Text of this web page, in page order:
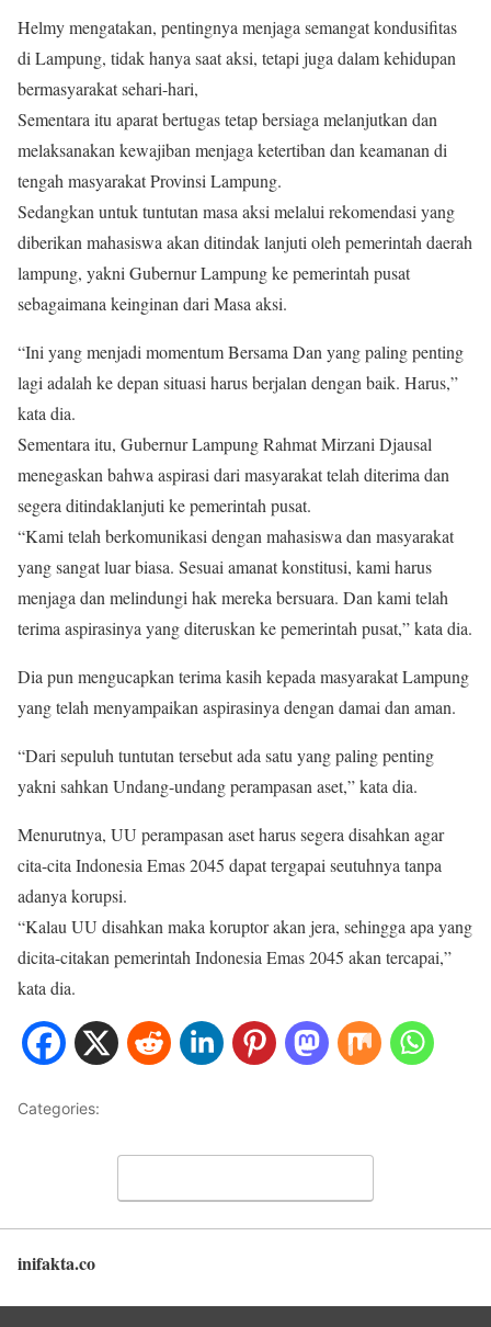
Helmy mengatakan, pentingnya menjaga semangat kondusifitas
di Lampung, tidak hanya saat aksi, tetapi juga dalam kehidupan
bermasyarakat sehari-hari,
Sementara itu aparat bertugas tetap bersiaga melanjutkan dan
melaksanakan kewajiban menjaga ketertiban dan keamanan di
tengah masyarakat Provinsi Lampung.
Sedangkan untuk tuntutan masa aksi melalui rekomendasi yang
diberikan mahasiswa akan ditindak lanjuti oleh pemerintah daerah
lampung, yakni Gubernur Lampung ke pemerintah pusat
sebagaimana keinginan dari Masa aksi.
“Ini yang menjadi momentum Bersama Dan yang paling penting
lagi adalah ke depan situasi harus berjalan dengan baik. Harus,”
kata dia.
Sementara itu, Gubernur Lampung Rahmat Mirzani Djausal
menegaskan bahwa aspirasi dari masyarakat telah diterima dan
segera ditindaklanjuti ke pemerintah pusat.
“Kami telah berkomunikasi dengan mahasiswa dan masyarakat
yang sangat luar biasa. Sesuai amanat konstitusi, kami harus
menjaga dan melindungi hak mereka bersuara. Dan kami telah
terima aspirasinya yang diteruskan ke pemerintah pusat,” kata dia.
Dia pun mengucapkan terima kasih kepada masyarakat Lampung
yang telah menyampaikan aspirasinya dengan damai dan aman.
“Dari sepuluh tuntutan tersebut ada satu yang paling penting
yakni sahkan Undang-undang perampasan aset,” kata dia.
Menurutnya, UU perampasan aset harus segera disahkan agar
cita-cita Indonesia Emas 2045 dapat tergapai seutuhnya tanpa
adanya korupsi.
“Kalau UU disahkan maka koruptor akan jera, sehingga apa yang
dicita-citakan pemerintah Indonesia Emas 2045 akan tercapai,”
kata dia.
Categories:
inifakta.co